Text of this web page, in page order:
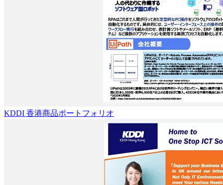
KDDI 香港商品ポートフォリオ